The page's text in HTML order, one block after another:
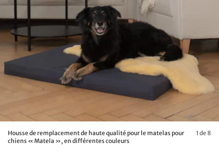
Housse de remplacement de haute qualité pour le matelas pour
chiens « Matela », en différentes couleurs
1 de 8